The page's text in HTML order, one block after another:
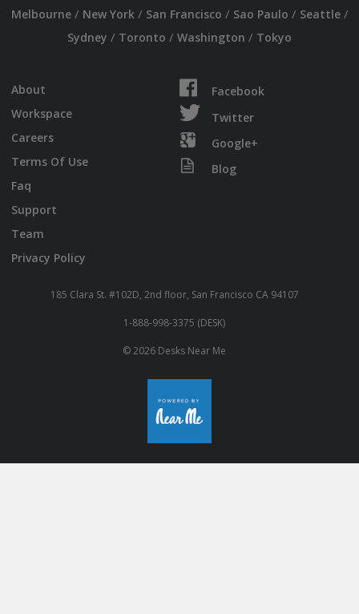
Melbourne/ New York/ San Francisco / Sao Paulo / Seattle/
Sydney / Toronto / Washington / Tokyo
About
Workspace
Careers
Terms Of Use
Faq
Support
Team
Privacy Policy
Facebook
Twitter
Google+
Blog
185 Clara St. #102D, 2nd floor, San Francisco CA 94107
1-888-998-3375 (DESK)
© 2026 Desks Near Me